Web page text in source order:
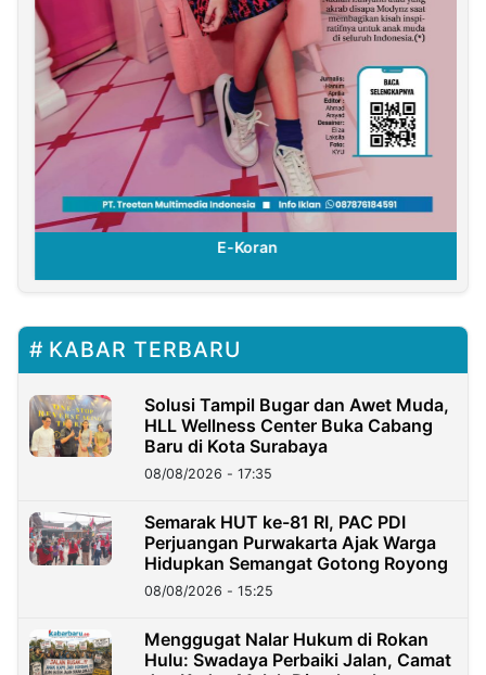
E-Koran
KABAR TERBARU
Solusi Tampil Bugar dan Awet Muda,
HLL Wellness Center Buka Cabang
Baru di Kota Surabaya
08/08/2026 - 17:35
Semarak HUT ke-81 RI, PAC PDI
Perjuangan Purwakarta Ajak Warga
Hidupkan Semangat Gotong Royong
08/08/2026 - 15:25
Menggugat Nalar Hukum di Rokan
Hulu: Swadaya Perbaiki Jalan, Camat